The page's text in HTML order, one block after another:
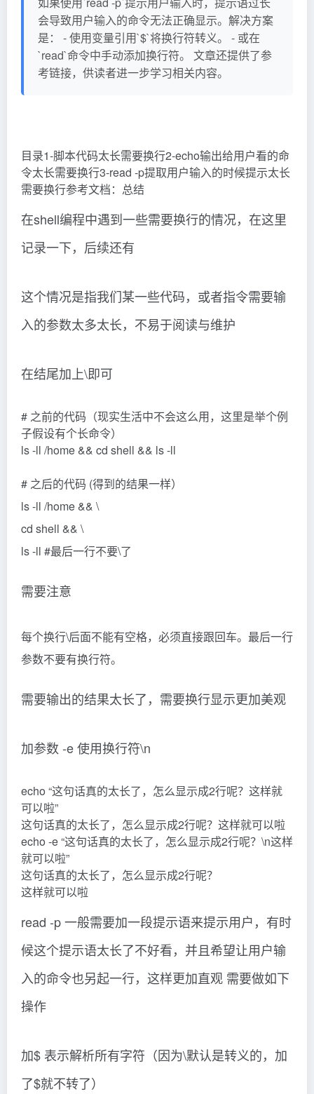
会导致用户输入的命令无法正确显示。解决方案
是： - 使用变量引用`$`将换行符转义。 - 或在
`read`命令中手动添加换行符。 文章还提供了参
考链接，供读者进一步学习相关内容。
目录1-脚本代码太长需要换行2-echo输出给用户看的命
令太长需要换行3-read -p提取用户输入的时候提示太长
需要换行参考文档：总结
在shell编程中遇到一些需要换行的情况，在这里
记录一下，后续还有
这个情况是指我们某一些代码，或者指令需要输
入的参数太多太长，不易于阅读与维护
在结尾加上\即可
# 之前的代码（现实生活中不会这么用，这里是举个例
子假设有个长命令）
ls -ll /home && cd shell && ls -ll
# 之后的代码 (得到的结果一样）
ls -ll /home && \
cd shell && \
ls -ll #最后一行不要\了
需要注意
每个换行\后面不能有空格，必须直接跟回车。最后一行
参数不要有换行符。
需要输出的结果太长了，需要换行显示更加美观
加参数 -e 使用换行符\n
echo “这句话真的太长了，怎么显示成2行呢？这样就
可以啦”
这句话真的太长了，怎么显示成2行呢？这样就可以啦
echo -e “这句话真的太长了，怎么显示成2行呢？\n这样
就可以啦”
这句话真的太长了，怎么显示成2行呢？
这样就可以啦
read -p 一般需要加一段提示语来提示用户，有时
候这个提示语太长了不好看，并且希望让用户输
入的命令也另起一行，这样更加直观 需要做如下
操作
加$ 表示解析所有字符（因为\默认是转义的，加
了$就不转了）